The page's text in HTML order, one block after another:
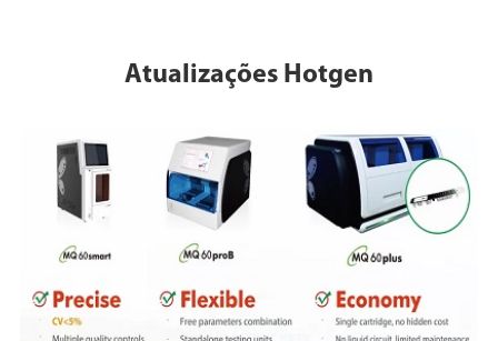
Atualizações Hotgen